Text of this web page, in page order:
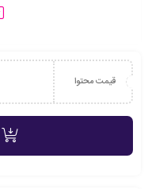
قیمت محتوا